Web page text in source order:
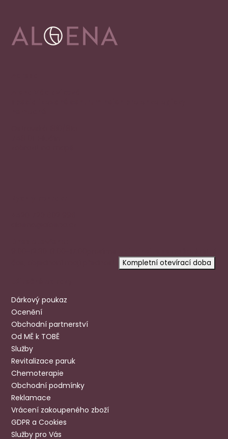
Kompletní otevírací doba
Dárkový poukaz
Ocenění
Obchodní partnerství
Od MĚ k TOBĚ
Služby
Revitalizace paruk
Chemoterapie
Obchodní podmínky
Reklamace
Vrácení zakoupeného zboží
GDPR a Cookies
Služby pro Vás